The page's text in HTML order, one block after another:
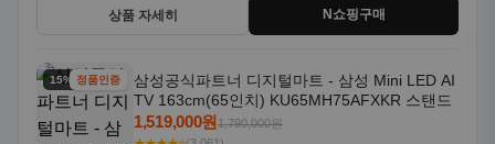
상품 자세히 N쇼핑구매
15% 할인정품인증
삼성공식파트너 디지털마트 - 삼성 Mini LED AI
TV 163cm(65인치) KU65MH75AFXKR 스탠드
1,519,000원1,790,000원